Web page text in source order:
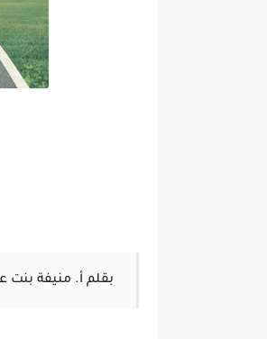
بقلم أ. منيفة